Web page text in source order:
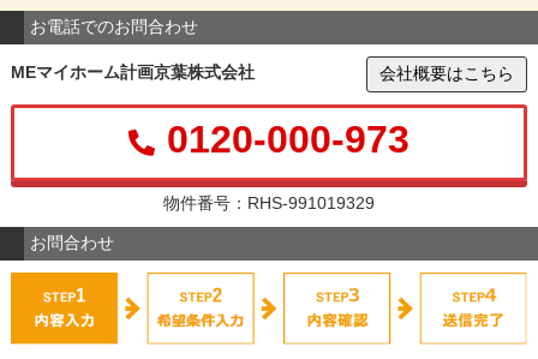
お電話でのお問合わせ
MEマイホーム計画京葉株式会社 会社概要はこちら
0120-000-973
物件番号：RHS-991019329
お問合わせ